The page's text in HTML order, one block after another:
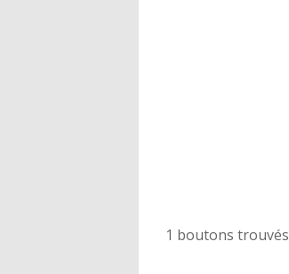
1 boutons trouvés